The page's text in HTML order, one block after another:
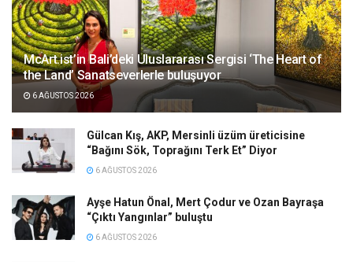
McArt.ist’in Bali’deki Uluslararası Sergisi ‘The Heart of
the Land’ Sanatseverlerle buluşuyor
6 AĞUSTOS 2026
Gülcan Kış, AKP, Mersinli üzüm üreticisine
“Bağını Sök, Toprağını Terk Et” Diyor
6 AĞUSTOS 2026
Ayşe Hatun Önal, Mert Çodur ve Ozan Bayraşa
“Çıktı Yangınlar” buluştu
6 AĞUSTOS 2026